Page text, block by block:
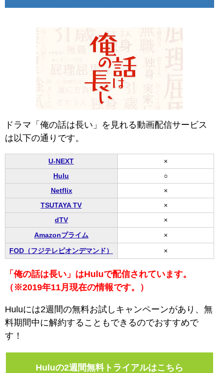
ドラマ「俺の話は長い」を見れる動画配信サービス
は以下の通りです。
U-NEXT
×
Hulu
○
Netflix
×
TSUTAYA TV
×
dTV
×
Amazonプライム ×
FOD（フジテレビオンデマンド） ×
「俺の話は長い」はHuluで配信されています。
（※2019年11月現在の情報です。）
Huluには2週間の無料お試しキャンペーンがあり、無
料期間中に解約することもできるのでおすすめで
す！
Huluの2週間無料トライアルはこちら